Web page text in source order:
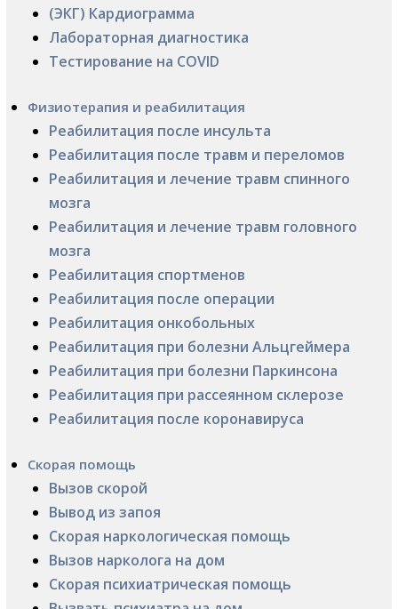
(ЭКГ) Кардиограмма
Лабораторная диагностика
Тестирование на COVID
Физиотерапия и реабилитация
Реабилитация после инсульта
Реабилитация после травм и переломов
Реабилитация и лечение травм спинного
мозга
Реабилитация и лечение травм головного
мозга
Реабилитация спортменов
Реабилитация после операции
Реабилитация онкобольных
Реабилитация при болезни Альцгеймера
Реабилитация при болезни Паркинсона
Реабилитация при рассеянном склерозе
Реабилитация после коронавируса
Скорая помощь
Вызов скорой
Вывод из запоя
Скорая наркологическая помощь
Вызов нарколога на дом
Скорая психиатрическая помощь